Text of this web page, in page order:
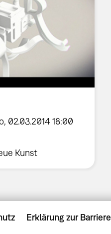
02.03.2014 18:00
Kunst
Erklärung zur